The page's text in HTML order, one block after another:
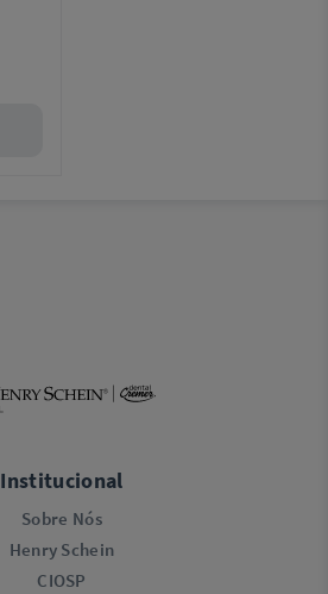
Institucional
Sobre Nós
Henry Schein
CIOSP